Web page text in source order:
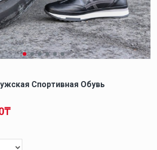
Спортивная Обувь